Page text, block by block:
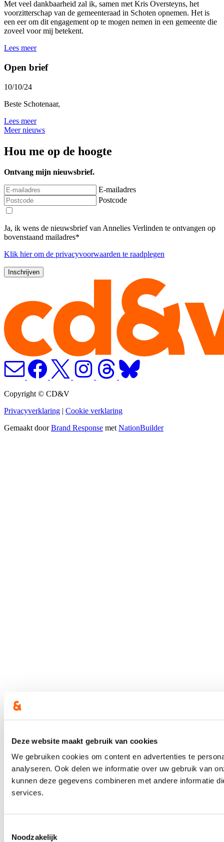
Deze website maakt gebruik van cookies
We gebruiken cookies om content en advertenties te
analyseren. Ook delen we informatie over uw gebruik van
kunnen deze gegevens combineren met andere informatie
services.
Noodzakelijk
Met veel dankbaarheid zal ik, samen met Kris Oversteyns, het
voorzitterschap van de gemeenteraad in Schoten opnemen. Het is
een eer om dit engagement op te mogen nemen in een gemeente die
zoveel voor mij betekent.
Lees meer
Open brief
10/10/24
Beste Schotenaar,
Lees meer
Meer nieuws
Hou me op de hoogte
Ontvang mijn nieuwsbrief.
E-mailadres
Postcode
Ja, ik wens de nieuwsbrief van Annelies Verlinden te ontvangen op
bovenstaand mailadres*
Klik hierom de privacyvoorwaarden te raadplegen
Copyright © CD&V
Privacyverklaring | Cookie verklaring
Gemaakt doorBrand Response metNationBuilder